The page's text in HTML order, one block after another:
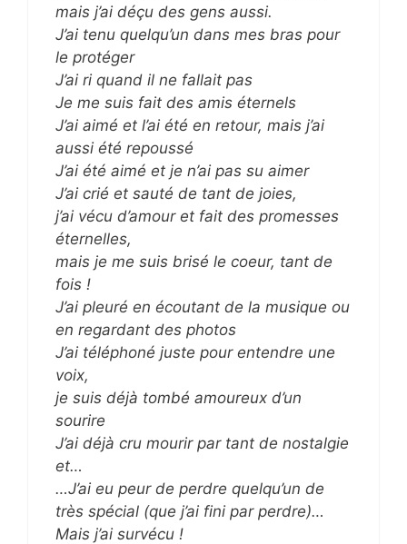
mais j’ai déçu des gens aussi.
J’ai tenu quelqu’un dans mes bras pour
le protéger
J’ai ri quand il ne fallait pas
Je me suis fait des amis éternels
J’ai aimé et l’ai été en retour, mais j’ai
aussi été repoussé
J’ai été aimé et je n’ai pas su aimer
J’ai crié et sauté de tant de joies,
j’ai vécu d’amour et fait des promesses
éternelles,
mais je me suis brisé le coeur, tant de
fois !
J’ai pleuré en écoutant de la musique ou
en regardant des photos
J’ai téléphoné juste pour entendre une
voix,
je suis déjà tombé amoureux d’un
sourire
J’ai déjà cru mourir par tant de nostalgie
et…
…J’ai eu peur de perdre quelqu’un de
très spécial (que j’ai fini par perdre)…
Mais j’ai survécu !